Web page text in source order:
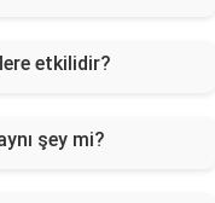
etkilidir?
şey mi?